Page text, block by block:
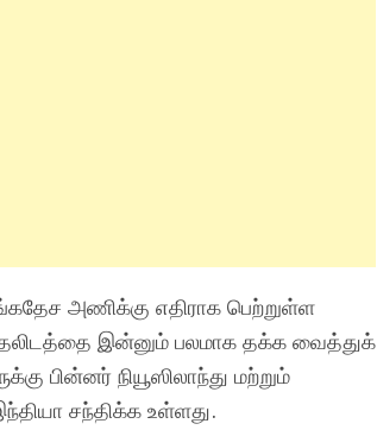
அணிக்கு எதிராக பெற்றுள்ள
இன்னும் பலமாக தக்க வைத்துக்
நியூஸிலாந்து மற்றும்
சந்திக்க உள்ளது.